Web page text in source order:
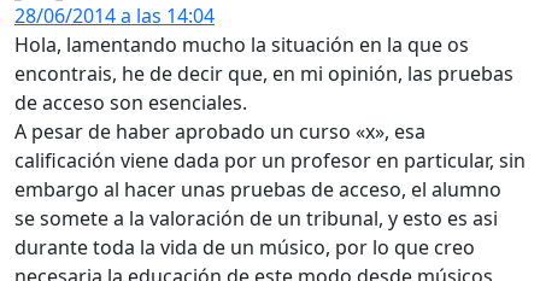
28/06/2014 a las 14:04
Hola, lamentando mucho la situación en la que os
encontrais, he de decir que, en mi opinión, las pruebas
de acceso son esenciales.
A pesar de haber aprobado un curso «x», esa
calificación viene dada por un profesor en particular, sin
embargo al hacer unas pruebas de acceso, el alumno
se somete a la valoración de un tribunal, y esto es asi
durante toda la vida de un músico, por lo que creo